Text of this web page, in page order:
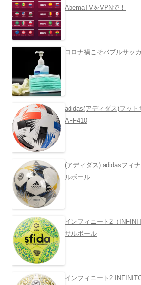
AbemaTVをVPNで！
コロナ禍こそバブルサッ
adidas(アディダス)フット
AFF410
(アディダス) adidasフィ
ルボール
インフィニート2（
サルボール
インフィニート2